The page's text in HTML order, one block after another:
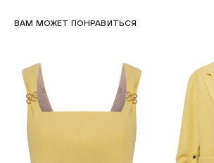
ВАМ МОЖЕТ ПОНРАВИТЬСЯ